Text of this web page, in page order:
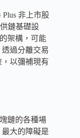
Plus 非上市股
鏈基礎設
架構，可能
過分離交易
以彌補現有
鏈的各種場
大的障礙是